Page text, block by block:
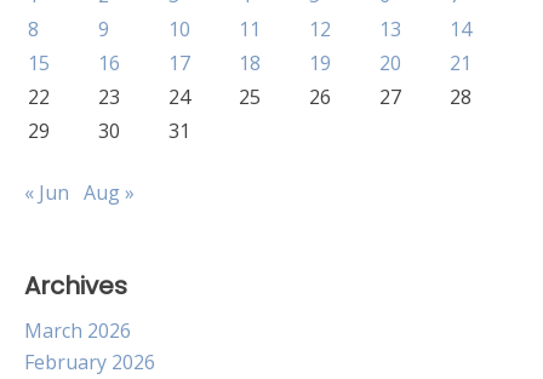
8
9 10 11 12 13
14
15
16 17 18 19 20
21
22
23 24 25 26 27
28
29
30 31
« Jun Aug »
Archives
March 2026
February 2026